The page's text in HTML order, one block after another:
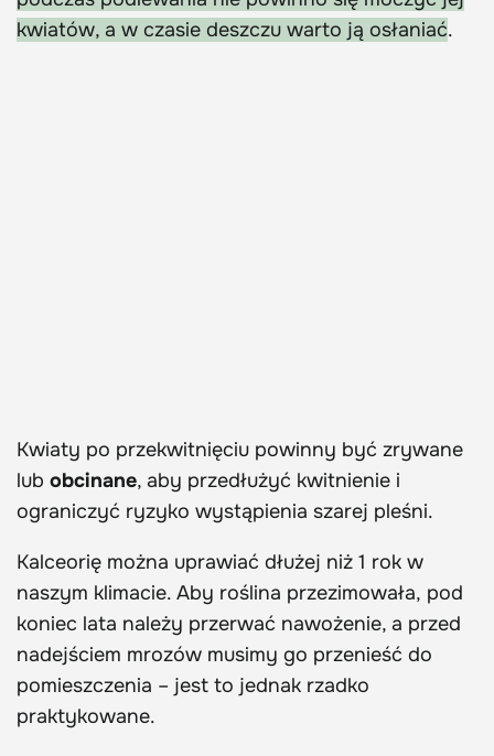
kwiatów, a w czasie deszczu warto ją osłaniać.
Kwiaty po przekwitnięciu powinny być zrywane
lub obcinane, aby przedłużyć kwitnienie i
ograniczyć ryzyko wystąpienia szarej pleśni.
Kalceorię można uprawiać dłużej niż 1 rok w
naszym klimacie. Aby roślina przezimowała, pod
koniec lata należy przerwać nawożenie, a przed
nadejściem mrozów musimy go przenieść do
pomieszczenia – jest to jednak rzadko
praktykowane.